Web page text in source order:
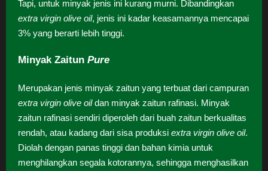
Tapi, untuk minyak jenis ini kurang murni. Dibandingkan
extra virgin olive oil, jenis ini kadar keasamannya mencapai
3% yang berarti lebih tinggi.
Minyak Zaitun Pure
Merupakan jenis minyak zaitun yang terbuat dari campuran
extra virgin olive oildan minyak zaitun rafinasi. Minyak
zaitun rafinasi sendiri diperoleh dari buah zaitun berkualitas
rendah, atau kadang dari sisa produksi extra virgin olive oil.
Diolah dengan panas tinggi dan bahan kimia untuk
menghilangkan segala kotorannya, sehingga menghasilkan